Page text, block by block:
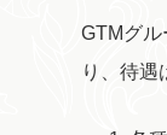
GTMグ
り、待遇